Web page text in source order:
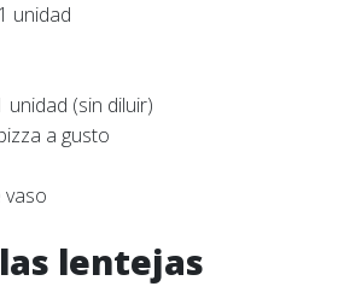
unidad
unidad (sin diluir)
a gusto
vaso
lentejas